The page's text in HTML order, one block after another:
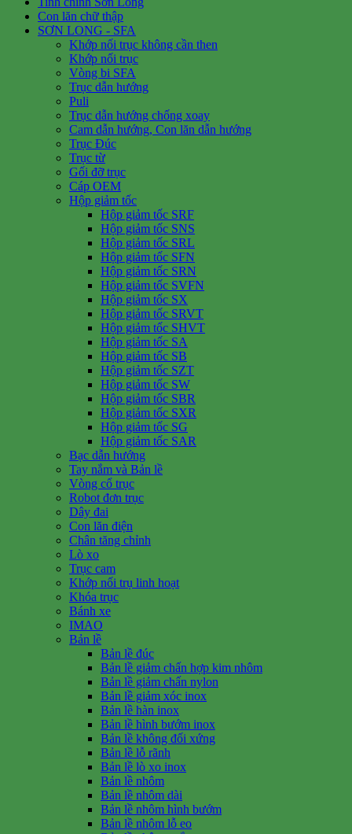
Con lăn chữ thập
SƠN LONG - SFA
Khớp nối trục không cần then
Khớp nối trục
Vòng bi SFA
Trục dẫn hướng
Puli
Trục dẫn hướng chống xoay
Cam dẫn hướng, Con lăn dẫn hướng
Trục Đúc
Trục từ
Gối đỡ trục
Cáp OEM
Hộp giảm tốc
Hộp giảm tốc SRF
Hộp giảm tốc SNS
Hộp giảm tốc SRL
Hộp giảm tốc SFN
Hộp giảm tốc SRN
Hộp giảm tốc SVFN
Hộp giảm tốc SX
Hộp giảm tốc SRVT
Hộp giảm tốc SHVT
Hộp giảm tốc SA
Hộp giảm tốc SB
Hộp giảm tốc SZT
Hộp giảm tốc SW
Hộp giảm tốc SBR
Hộp giảm tốc SXR
Hộp giảm tốc SG
Hộp giảm tốc SAR
Bạc dẫn hướng
Tay nắm và Bản lề
Vòng cổ trục
Robot đơn trục
Dây đai
Con lăn điện
Chân tăng chỉnh
Lò xo
Trục cam
Khớp nối trụ linh hoạt
Khóa trục
Bánh xe
IMAO
Bản lề
Bản lề đúc
Bản lề giảm chấn hợp kim nhôm
Bản lề giảm chấn nylon
Bản lề giảm xóc inox
Bản lề hàn inox
Bản lề hình bướm inox
Bản lề không đối xứng
Bản lề lỗ rãnh
Bản lề lò xo inox
Bản lề nhôm
Bản lề nhôm dài
Bản lề nhôm hình bướm
Bản lề nhôm lỗ eo